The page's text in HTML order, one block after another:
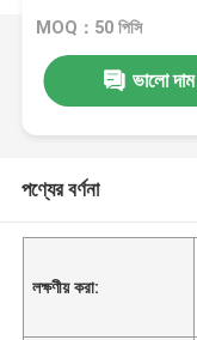
MOQ：50 পিসি
ভালো দাম
পণ্যের বর্ণনা
লক্ষণীয় করা: